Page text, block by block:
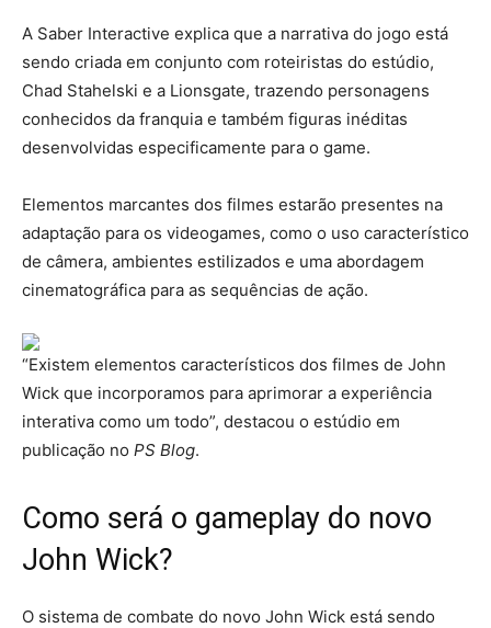
A Saber Interactive explica que a narrativa do jogo está
sendo criada em conjunto com roteiristas do estúdio,
Chad Stahelski e a Lionsgate, trazendo personagens
conhecidos da franquia e também figuras inéditas
desenvolvidas especificamente para o game.
Elementos marcantes dos filmes estarão presentes na
adaptação para os videogames, como o uso característico
de câmera, ambientes estilizados e uma abordagem
cinematográfica para as sequências de ação.
“Existem elementos característicos dos filmes de John
Wick que incorporamos para aprimorar a experiência
interativa como um todo”, destacou o estúdio em
publicação no PS Blog.
Como será o gameplay do novo
John Wick?
O sistema de combate do novo John Wick está sendo